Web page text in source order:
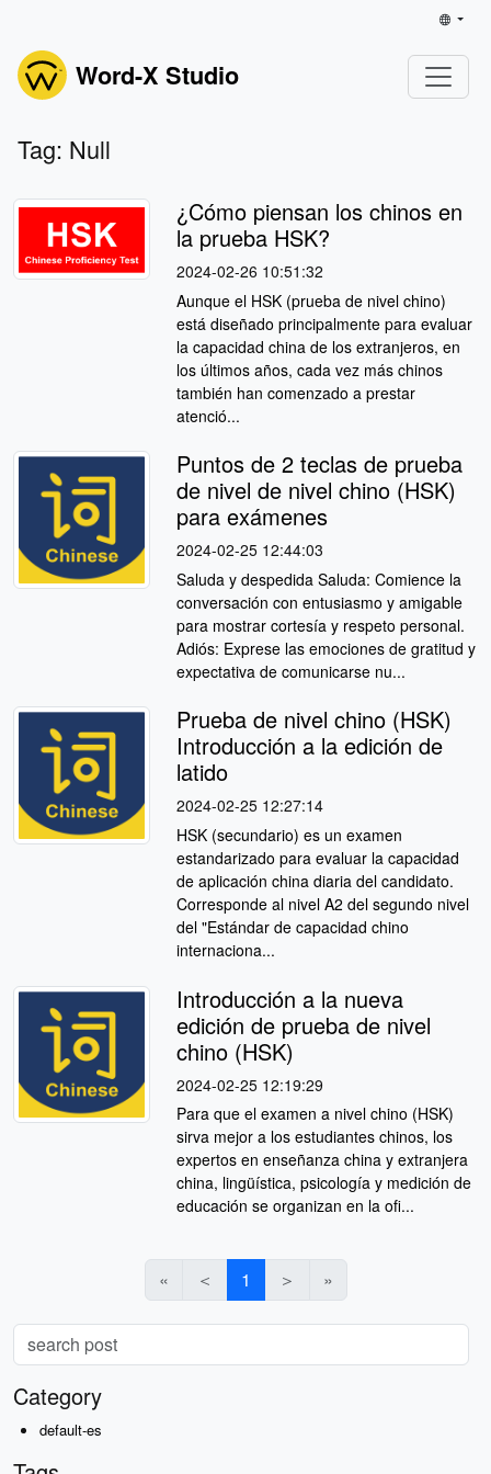
Word-X Studio
Tag: Null
¿Cómo piensan los chinos en
la prueba HSK?
2024-02-26 10:51:32
Aunque el HSK (prueba de nivel chino)
está diseñado principalmente para evaluar
la capacidad china de los extranjeros, en
los últimos años, cada vez más chinos
también han comenzado a prestar
atenció...
Puntos de 2 teclas de prueba
de nivel de nivel chino (HSK)
para exámenes
2024-02-25 12:44:03
Saluda y despedida Saluda: Comience la
conversación con entusiasmo y amigable
para mostrar cortesía y respeto personal.
Adiós: Exprese las emociones de gratitud y
expectativa de comunicarse nu...
Prueba de nivel chino (HSK)
Introducción a la edición de
latido
2024-02-25 12:27:14
HSK (secundario) es un examen
estandarizado para evaluar la capacidad
de aplicación china diaria del candidato.
Corresponde al nivel A2 del segundo nivel
del "Estándar de capacidad chino
internaciona...
Introducción a la nueva
edición de prueba de nivel
chino (HSK)
2024-02-25 12:19:29
Para que el examen a nivel chino (HSK)
sirva mejor a los estudiantes chinos, los
expertos en enseñanza china y extranjera
china, lingüística, psicología y medición de
educación se organizan en la ofi...
« ＜ 1 ＞ »
Category
default-es